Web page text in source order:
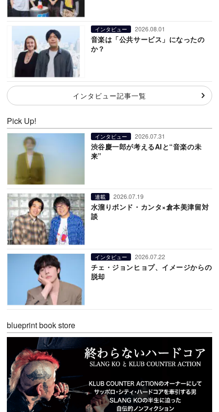
インタビュー 2026.08.01
音楽は「公共サービス」になったの
か？
インタビュー記事一覧
Pick Up!
インタビュー 2026.07.31
渋谷慶一郎が考えるAIと“音楽の未
来”
連載 2026.07.19
水溜りボンド・カンタ×倉本美津留対
談
インタビュー 2026.07.22
チェ・ジョンヒョプ、イメージからの
脱却
blueprint book store